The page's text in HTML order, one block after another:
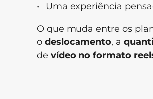
Uma experiência
O que muda entre os
o deslocamento, a
de vídeo no formato